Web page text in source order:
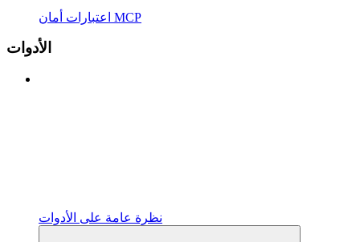
اعتبارات أمان MCP
الأدوات
نظرة عامة على الأدوات